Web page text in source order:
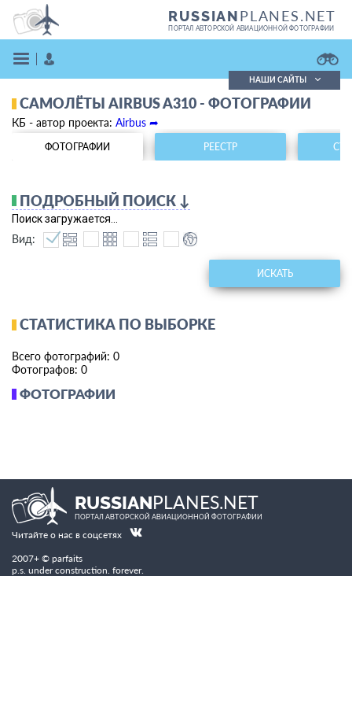
RUSSIANPLANES.NET
ПОРТАЛ АВТОРСКОЙ АВИАЦИОННОЙ ФОТОГРАФИИ
ВОЙТИ
ЗАРЕГИСТРИРОВАТЬСЯ
Поиск фотографий
Поиск в реестре
НАШИ САЙТЫ
САМОЛЁТЫ AIRBUS A310 - ФОТОГРАФИИ
КБ - автор проекта: Airbus ➦
ФОТОГРАФИИ РЕЕСТР
ФОТОГРАФИИ
ПОДРОБНЫЙ ПОИСК ↓
Поиск загружается...
Вид:
ИСКАТЬ
СТАТИСТИКА ПО ВЫБОРКЕ
Всего фотографий: 0
Фотографов: 0
RUSSIANPLANES.NET
ПОРТАЛ АВТОРСКОЙ АВИАЦИОННОЙ ФОТОГРАФИИ
Читайте о нас в соцсетях
2007+ © parfaits
p.s. under construction. forever.